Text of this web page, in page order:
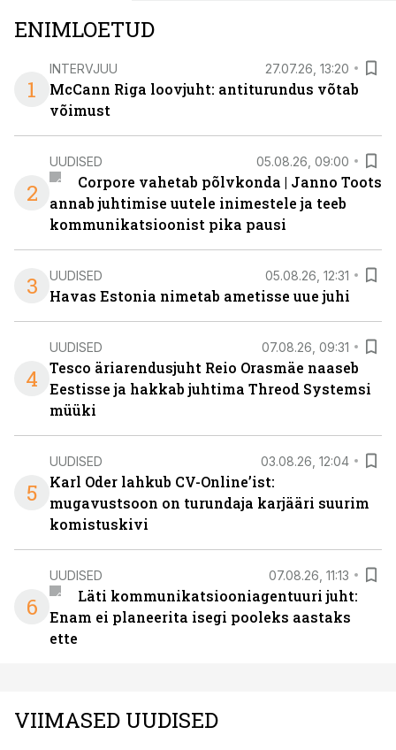
ENIMLOETUD
1
INTERVJUU 27.07.26, 13:20
McCann Riga loovjuht: antiturundus võtab
võimust
2
UUDISED 05.08.26, 09:00
Corpore vahetab põlvkonda | Janno Toots
annab juhtimise uutele inimestele ja teeb
kommunikatsioonist pika pausi
3 UUDISED 05.08.26, 12:31
Havas Estonia nimetab ametisse uue juhi
4
UUDISED 07.08.26, 09:31
Tesco äriarendusjuht Reio Orasmäe naaseb
Eestisse ja hakkab juhtima Threod Systemsi
müüki
5
UUDISED 03.08.26, 12:04
Karl Oder lahkub CV-Online’ist:
mugavustsoon on turundaja karjääri suurim
komistuskivi
6
UUDISED 07.08.26, 11:13
Läti kommunikatsiooniagentuuri juht:
Enam ei planeerita isegi pooleks aastaks
ette
VIIMASED UUDISED